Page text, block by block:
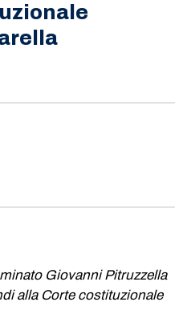
Giovanni Pitruzzella
alla Corte costituzionale